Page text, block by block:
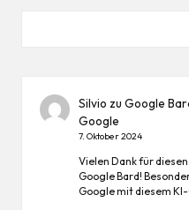
Silvio zuGoogle
Google
7. Oktober 2024
Vielen Dank für
Google Bard!
Google mit diesem